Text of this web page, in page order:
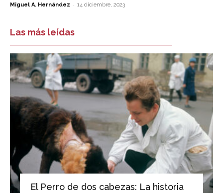
Miguel A. Hernández - 14 diciembre, 2023
Las más leídas
El Perro de dos cabezas: La historia